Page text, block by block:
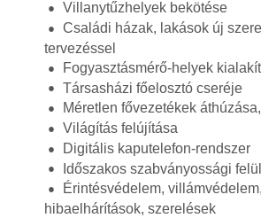
Villanytűzhelyek bekötése
Családi házak, lakások új
tervezéssel
Fogyasztásmérő-helyek
Társasházi főelosztó cseréje
Méretlen fővezetékek
Világítás felújítása
Digitális kaputelefon-rendszer
Időszakos szabványossági
Érintésvédelem,
hibaelhárítások, szerelések